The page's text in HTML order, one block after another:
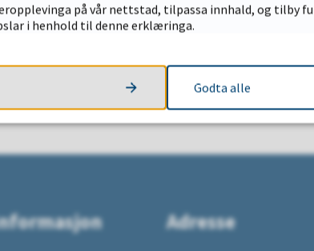
leita etter?
Adresse
på vår nettstad, tilpassa innhald, og tilby
i henhold til denne erklæringa.
Godta alle